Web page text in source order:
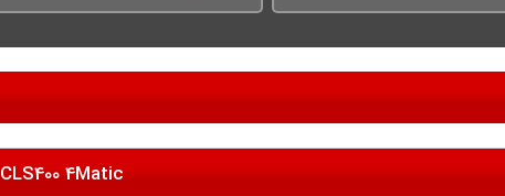
CLS400 4Matic